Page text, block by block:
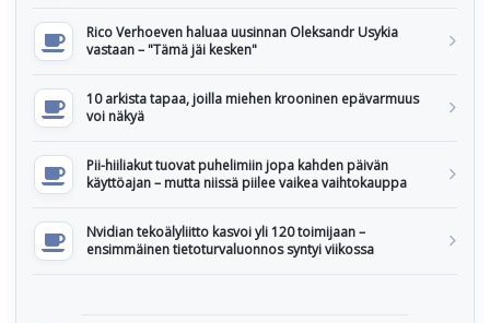
Rico Verhoeven haluaa uusinnan Oleksandr Usykia
vastaan – "Tämä jäi kesken"
10 arkista tapaa, joilla miehen krooninen epävarmuus
voi näkyä
Pii-hiiliakut tuovat puhelimiin jopa kahden päivän
käyttöajan – mutta niissä piilee vaikea vaihtokauppa
Nvidian tekoälyliitto kasvoi yli 120 toimijaan –
ensimmäinen tietoturvaluonnos syntyi viikossa